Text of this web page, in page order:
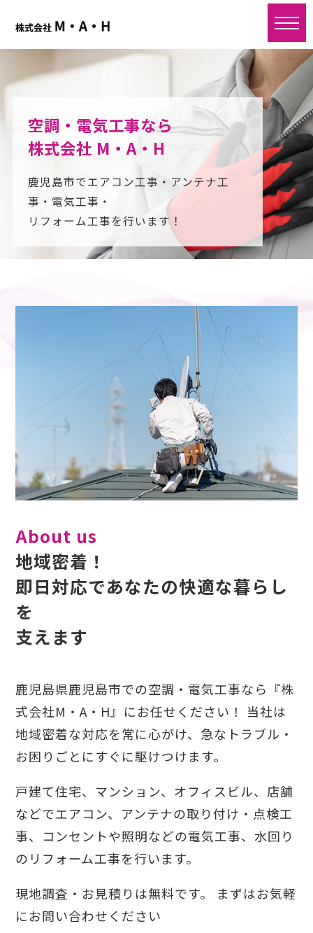
toggle
空調・電気工事なら
株式会社 M・A・H
鹿児島市でエアコン工事・アンテナ工
事・電気工事・
リフォーム工事を行います！
About us
地域密着！
即日対応であなたの快適な暮らし
を
支えます
鹿児島県鹿児島市での空調・電気工事なら『株
式会社M・A・H』にお任せください！
当社は
地域密着な対応を常に心がけ、急なトラブル・
お困りごとにすぐに駆けつけます。
戸建て住宅、マンション、オフィスビル、店舗
などでエアコン、アンテナの取り付け・点検工
事、コンセントや照明などの電気工事、水回り
のリフォーム工事を行います。
現地調査・お見積りは無料です。
まずはお気軽
にお問い合わせください